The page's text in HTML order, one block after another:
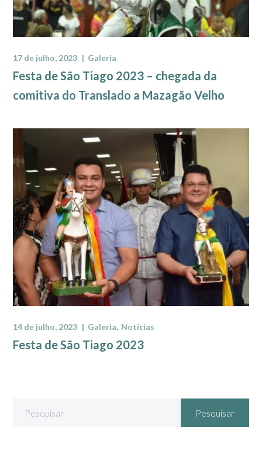
17 de julho, 2023 Galeria
Festa de São Tiago 2023 – chegada da
comitiva do Translado a Mazagão Velho
14 de julho, 2023 Galeria Notícias
Festa de São Tiago 2023